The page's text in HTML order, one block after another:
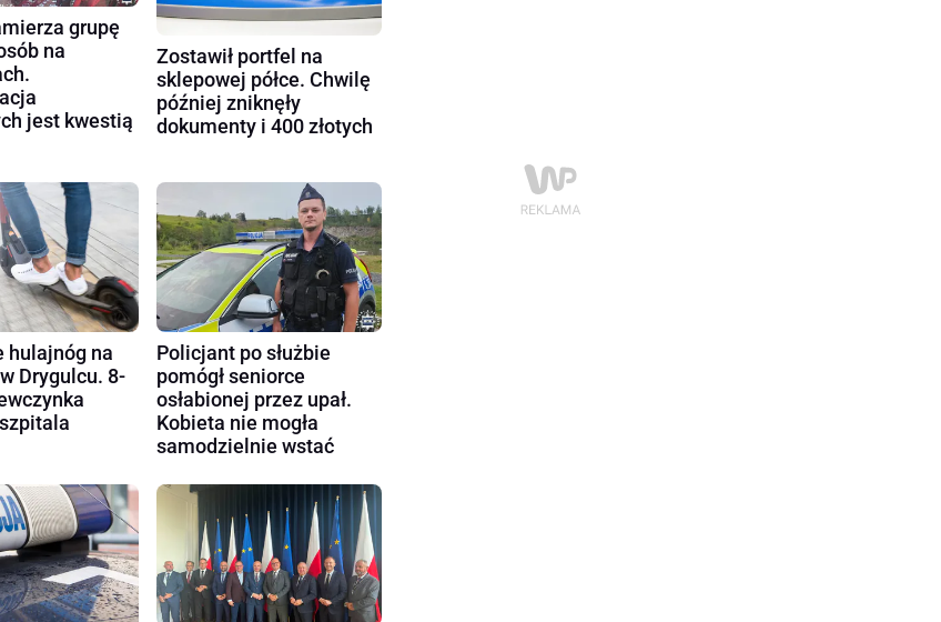
grupę
na
jest kwestią
Zostawił portfel na
sklepowej półce. Chwilę
później zniknęły
dokumenty i 400 złotych
hulajnóg na
Drygulcu. 8-
Policjant po służbie
pomógł seniorce
osłabionej przez upał.
Kobieta nie mogła
samodzielnie wstać